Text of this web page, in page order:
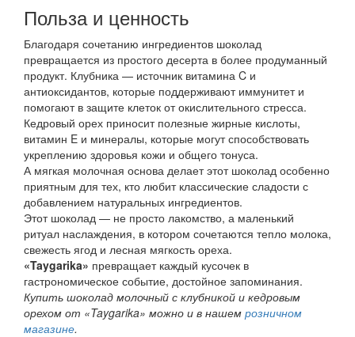
Польза и ценность
Благодаря сочетанию ингредиентов шоколад
превращается из простого десерта в более продуманный
продукт. Клубника — источник витамина C и
антиоксидантов, которые поддерживают иммунитет и
помогают в защите клеток от окислительного стресса.
Кедровый орех приносит полезные жирные кислоты,
витамин E и минералы, которые могут способствовать
укреплению здоровья кожи и общего тонуса.
А мягкая молочная основа делает этот шоколад особенно
приятным для тех, кто любит классические сладости с
добавлением натуральных ингредиентов.
Этот шоколад — не просто лакомство, а маленький
ритуал наслаждения, в котором сочетаются тепло молока,
свежесть ягод и лесная мягкость ореха.
«Taygarika» превращает каждый кусочек в
гастрономическое событие, достойное запоминания.
Купить шоколад молочный с клубникой и кедровым
орехом от «Taygarika» можно и в нашем розничном
магазине.